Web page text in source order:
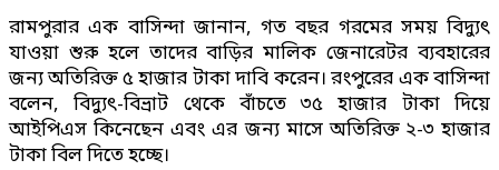
রামপুরার এক বাসিন্দা জানান, গত বছর গরমের সময় বিদ্যুৎ
যাওয়া শুরু হলে তাদের বাড়ির মালিক জেনারেটর ব্যবহারের
জন্য অতিরিক্ত ৫ হাজার টাকা দাবি করেন। রংপুরের এক বাসিন্দা
বলেন, বিদ্যুৎ-বিভ্রাট থেকে বাঁচতে ৩৫ হাজার টাকা দিয়ে
আইপিএস কিনেছেন এবং এর জন্য মাসে অতিরিক্ত ২-৩ হাজার
টাকা বিল দিতে হচ্ছে।